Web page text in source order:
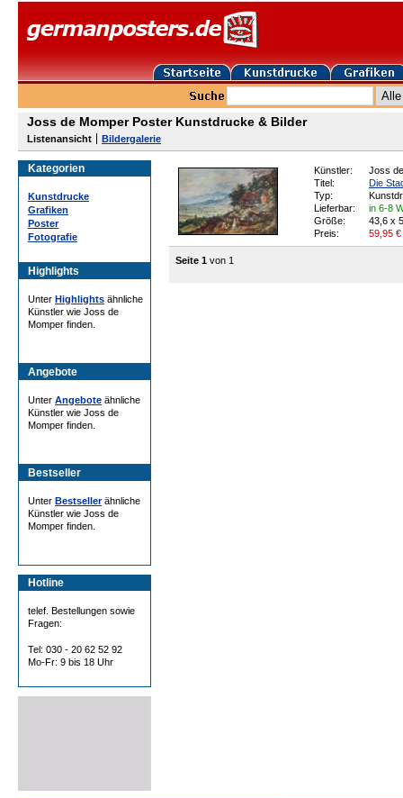
Joss de Momper Poster Kunstdrucke & Bilder
Listenansicht Bildergalerie
Kategorien
Kunstdrucke
Grafiken
Poster
Fotografie
Highlights
Unter Highlights ähnliche
Künstler wie Joss de
Momper finden.
Angebote
Unter Angebote ähnliche
Künstler wie Joss de
Momper finden.
Bestseller
Unter Bestsellerähnliche
Künstler wie Joss de
Momper finden.
Hotline
telef. Bestellungen sowie
Fragen:
Tel: 030 - 20 62 52 92
Mo-Fr: 9 bis 18 Uhr
Künstler:
Joss
Titel:
Die
Typ:
Lieferbar:
in 6-8
Größe:
43,6 x
Preis:
59,95 €
Seite 1 von 1